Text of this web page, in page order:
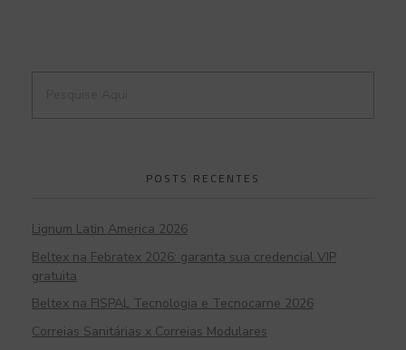
POSTS RECENTES
Lignum Latin America 2026
Beltex na Febratex 2026: garanta sua credencial VIP
gratuita
Beltex na FISPAL Tecnologia e Tecnocarne 2026
Correias Sanitárias x Correias Modulares